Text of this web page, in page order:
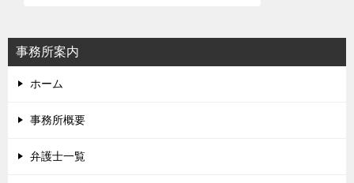
シ
ョ
事務所案内
ホーム
事務所概要
弁護士一覧